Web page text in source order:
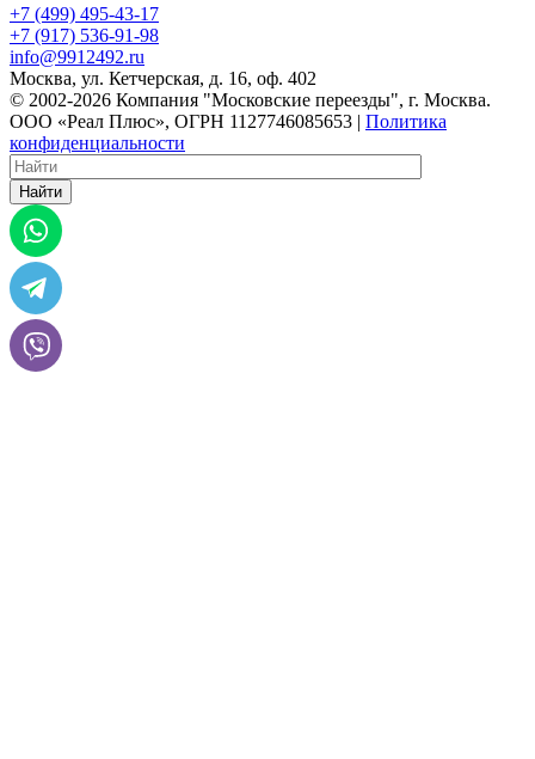
+7 (499) 495-43-17
+7 (917) 536-91-98
info@9912492.ru
Москва, ул. Кетчерская, д. 16, оф. 402
© 2002-2026 Компания "Московские переезды", г. Москва.
ООО «Реал Плюс», ОГРН 1127746085653 | Политика
конфиденциальности
Найти